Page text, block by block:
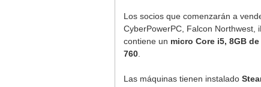
Los socios que comenzarán a
CyberPowerPC, Falcon Northwest,
contiene un micro Core i5, 8GB
760
Las máquinas tienen instalado